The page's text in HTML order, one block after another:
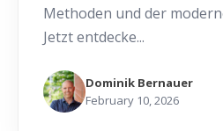
Methoden und der
Jetzt entdecke...
Dominik Bernauer
February 10, 2026